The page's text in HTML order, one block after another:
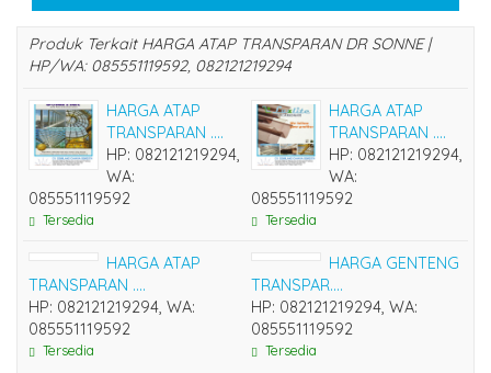
Produk Terkait HARGA ATAP TRANSPARAN DR SONNE |
HP/WA: 085551119592, 082121219294
HARGA ATAP
TRANSPARAN ....
HP: 082121219294,
WA:
085551119592
Tersedia
HARGA ATAP
TRANSPARAN ....
HP: 082121219294,
WA:
085551119592
Tersedia
HARGA ATAP
TRANSPARAN ....
HP: 082121219294, WA:
085551119592
Tersedia
HARGA GENTENG
TRANSPAR....
HP: 082121219294, WA:
085551119592
Tersedia